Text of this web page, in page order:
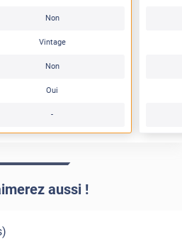
Non
Vintage
Non
Oui
-
aussi !